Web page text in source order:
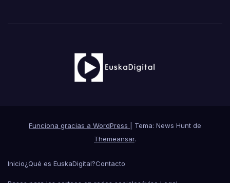
Funciona gracias a WordPress
Tema: News Hunt de
Themeansar.
Inicio¿Qué es EuskaDigital?Contacto